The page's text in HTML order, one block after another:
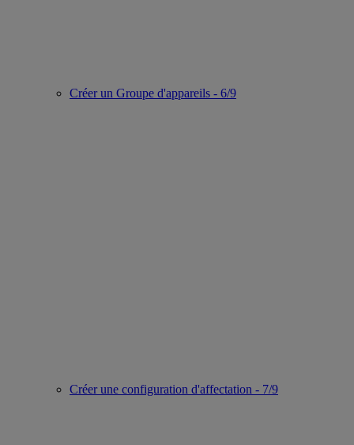
Créer un Groupe d'appareils - 6/9
Créer une configuration d'affectation - 7/9